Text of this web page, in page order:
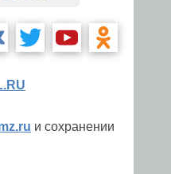
и сохранении